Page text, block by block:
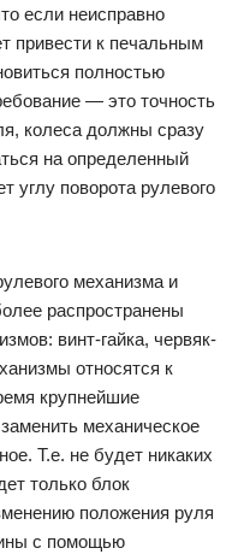
если неисправно
привести к печальным
полностью
— это точность
колеса должны сразу
на определенный
углу поворота рулевого
механизма и
распространены
винт-гайка, червяк-
относятся к
крупнейшие
механическое
Т.е. не будет никаких
только блок
положения руля
с помощью